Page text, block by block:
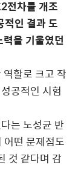
전차를 개조
적인 결과 도
을 기울였던
할로 크고 작
공적인 시험
는 노성균 반
떤 문제점도
것 같다며 감